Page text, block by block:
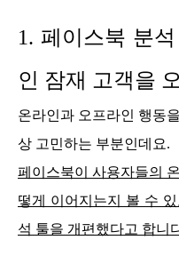
1. 페이스북 분
인 잠재 고객을
온라인과 오프라인 행동
상 고민하는 부분인데요.
페이스북이 사용자들의
떻게 이어지는지 볼 수
석 툴을 개편했다고 합니